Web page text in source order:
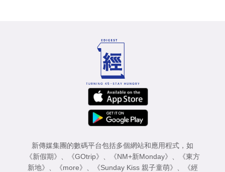
新傳媒集團的數碼平台包括多個網站和應用程式，如
《新假期》
《GOtrip》 《NM+新Monday》
《東方
新地》
《more》 《Sunday Kiss 親子童萌》
《經